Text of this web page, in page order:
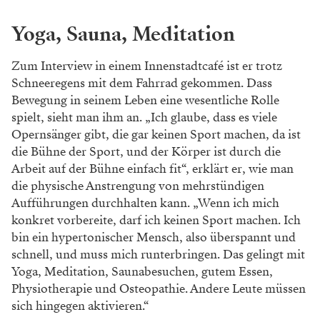
Yoga, Sauna, Meditation
Zum Interview in einem Innenstadtcafé ist er trotz
Schneeregens mit dem Fahrrad gekommen. Dass
Bewegung in seinem Leben eine wesentliche Rolle
spielt, sieht man ihm an. „Ich glaube, dass es viele
Opernsänger gibt, die gar keinen Sport machen, da ist
die Bühne der Sport, und der Körper ist durch die
Arbeit auf der Bühne einfach fit“, erklärt er, wie man
die physische Anstrengung von mehrstündigen
Aufführungen durchhalten kann. „Wenn ich mich
konkret vorbereite, darf ich keinen Sport machen. Ich
bin ein hypertonischer Mensch, also überspannt und
schnell, und muss mich runterbringen. Das gelingt mit
Yoga, Meditation, Saunabesuchen, gutem Essen,
Physiotherapie und Osteopathie. Andere Leute müssen
sich hingegen aktivieren.“